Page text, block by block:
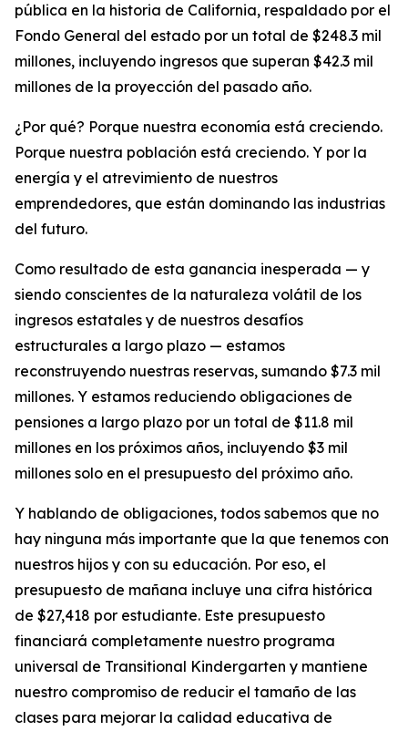
pública en la historia de California, respaldado por el
Fondo General del estado por un total de $248.3 mil
millones, incluyendo ingresos que superan $42.3 mil
millones de la proyección del pasado año.
¿Por qué? Porque nuestra economía está creciendo.
Porque nuestra población está creciendo. Y por la
energía y el atrevimiento de nuestros
emprendedores, que están dominando las industrias
del futuro.
Como resultado de esta ganancia inesperada — y
siendo conscientes de la naturaleza volátil de los
ingresos estatales y de nuestros desafíos
estructurales a largo plazo — estamos
reconstruyendo nuestras reservas, sumando $7.3 mil
millones. Y estamos reduciendo obligaciones de
pensiones a largo plazo por un total de $11.8 mil
millones en los próximos años, incluyendo $3 mil
millones solo en el presupuesto del próximo año.
Y hablando de obligaciones, todos sabemos que no
hay ninguna más importante que la que tenemos con
nuestros hijos y con su educación. Por eso, el
presupuesto de mañana incluye una cifra histórica
de $27,418 por estudiante. Este presupuesto
financiará completamente nuestro programa
universal de Transitional Kindergarten y mantiene
nuestro compromiso de reducir el tamaño de las
clases para mejorar la calidad educativa de